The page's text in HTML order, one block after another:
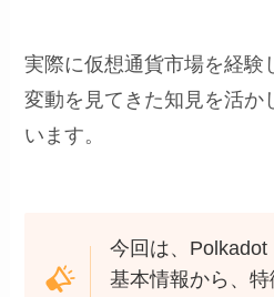
実際に仮想通貨市場を経験
変動を見てきた知見を活か
います。
今回は、
基本情報から、